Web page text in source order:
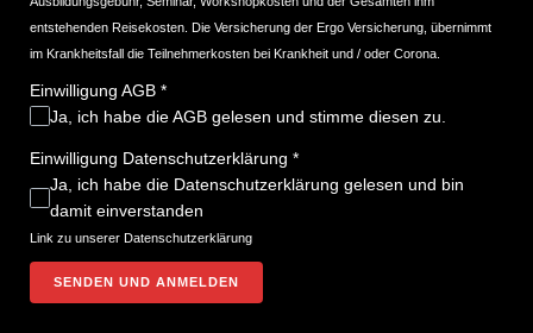
entstehenden Reisekosten. Die Versicherung der Ergo Versicherung, übernimmt
im Krankheitsfall die Teilnehmerkosten bei Krankheit und / oder Corona.
Einwilligung AGB *
Ja, ich habe die AGB gelesen und stimme diesen zu.
Einwilligung Datenschutzerklärung *
Ja, ich habe die Datenschutzerklärung gelesen und bin
damit einverstanden
Link zu unserer Datenschutzerklärung
SENDEN UND ANMELDEN